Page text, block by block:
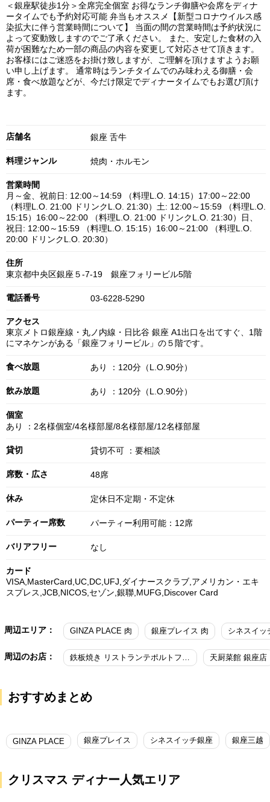
＜銀座駅徒歩1分＞全席完全個室 お得なランチ御膳や会席をディナ
ータイムでも予約対応可能 弁当もオススメ【新型コロナウイルス感
染拡大に伴う営業時間について】 当面の間の営業時間は予約状況に
よって変動致しますのでご了承ください。 また、安定した食材の入
荷が困難なため一部の商品の内容を変更して対応させて頂きます。
お客様にはご迷惑をお掛け致しますが、ご理解を頂けますようお願
い申し上げます。 通常時はランチタイムでのみ味わえる御膳・会
席・食べ放題などが、今だけ限定でディナータイムでもお選び頂け
ます。
店舗名 銀座 舌牛
料理ジャンル 焼肉・ホルモン
営業時間
月～金、祝前日: 12:00～14:59 （料理L.O. 14:15）17:00～22:00
（料理L.O. 21:00 ドリンクL.O. 21:30）土: 12:00～15:59 （料理L.O.
15:15）16:00～22:00 （料理L.O. 21:00 ドリンクL.O. 21:30）日、
祝日: 12:00～15:59 （料理L.O. 15:15）16:00～21:00 （料理L.O.
20:00 ドリンクL.O. 20:30）
住所
東京都中央区銀座５-7-19 銀座フォリービル5階
電話番号 03-6228-5290
アクセス
東京メトロ銀座線・丸ノ内線・日比谷 銀座 A1出口を出てすぐ、1階
にマネケンがある「銀座フォリービル」の５階です。
食べ放題 あり ：120分（L.O.90分）
飲み放題 あり ：120分（L.O.90分）
個室
あり ：2名様個室/4名様部屋/8名様部屋/12名様部屋
貸切 貸切不可 ：要相談
席数・広さ 48席
休み 定休日不定期・不定休
パーティー席数 パーティー利用可能：12席
バリアフリー なし
カード
VISA,MasterCard,UC,DC,UFJ,ダイナースクラブ,アメリカン・エキ
スプレス,JCB,NICOS,セゾン,銀聯,MUFG,Discover Card
周辺エリア： GINZA PLACE 肉 銀座プレイス 肉 シネスイッ
周辺のお店： 鉄板焼き リストランテポルトファーロ 天厨菜館 銀座店
おすすめまとめ
GINZA PLACE 銀座プレイス シネスイッチ銀座 銀座三越
クリスマス ディナー人気エリア